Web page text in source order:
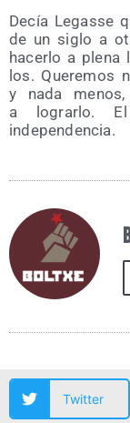
Decía Legas­se
de un siglo a
hacer­lo a ple­na
los. Que­re­mos
y nada
a lograr­lo. El
independencia.
Twitter